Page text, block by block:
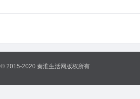
© 2015-2020 秦淮生活网版权所有